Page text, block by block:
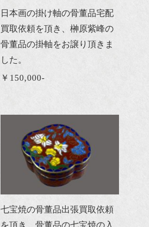
日本画の掛け軸の骨董品宅配
買取依頼を頂き、榊原紫峰の
骨董品の掛軸をお譲り頂きま
した。
￥150,000-
七宝焼の骨董品出張買取依頼
を頂き、骨董品の七宝焼の入